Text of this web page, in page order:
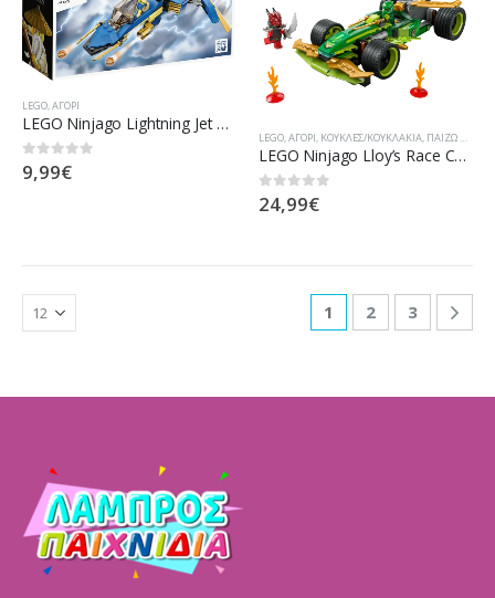
LEGO,ΑΓΌΡΙ
LEGO Ninjago Lightning Jet Evo (71784)
0out of 5
9,99€
LEGO,ΑΓΌΡΙ, ΚΟΎΚΛΕΣ/ΚΟΥΚΛΆΚΙΑ, ΠΑΊΖΩ & ΔΗΜΙΟΥΡΓΏ
LEGO Ninjago Lloy’s Race Car (71828)
0out of 5
24,99€
1 2 3